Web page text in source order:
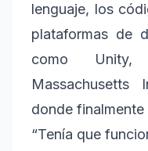
lenguaje, los
plataformas de
como
Massachusetts
donde
“Tenía que